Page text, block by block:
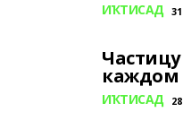
ИҠТИСАД
каждом
ИҠТИСАД